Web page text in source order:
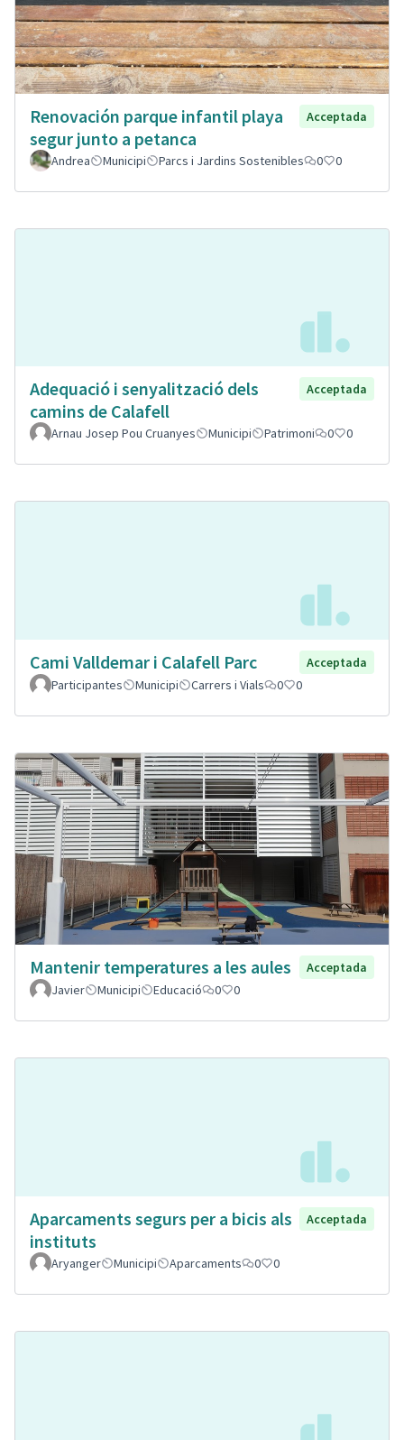
Renovación parque infantil playa
segur junto a petanca
Acceptada
Andrea Municipi Parcs i Jardins Sostenibles 0 0
Adequació i senyalització dels
camins de Calafell
Acceptada
Arnau Josep Pou Cruanyes Municipi Patrimoni 0 0
Cami Valldemar i Calafell Parc
Acceptada
Participantes
Municipi Carrers i Vials 0 0
Mantenir temperatures a les aules
Acceptada
Javier
Municipi Educació 0 0
Aparcaments segurs per a bicis als
instituts
Acceptada
Aryanger Municipi Aparcaments 0 0